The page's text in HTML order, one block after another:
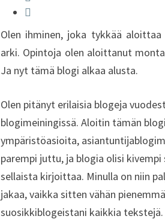
n
k
Olen ihminen, joka tykkää
arki. Opintoja olen aloittanut
Ja nyt tämä blogi alkaa alusta.
Olen pitänyt erilaisia blogeja
blogimeiningissä. Aloitin tämän
ympäristöasioita,
parempi juttu, ja blogia olisi
sellaista kirjoittaa. Minulla on niin
jakaa, vaikka sitten vähän
suosikkiblogeistani kaikkia tekstejä.